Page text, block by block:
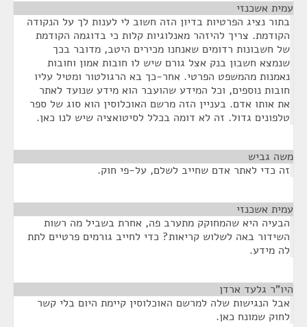
עמית אשכנזי
בתור נציג הפרטיות בדיון הזה חשוב לי לענות לך על הנקודה
הקודמת. צריך להיזהר מאנלוגיות קלות כי בדוגמה הקודמת
של חשבונות רדומים שאנחנו מכירים היטב, מדובר בכך
שנמצא חשבון בנק אצל גורם שיש לו חובות אמון וחובות
נאמנות מהמשפט הפרטי. אחר-כך בא הרגולטור ומטיל עליו
חובות נוספים, וכל המידע שהועבר הוא מידע שנועד לאתר
את אותו אדם. בעניין הזה מרשם האוכלוסין הוא סוג של ספר
טלפונים גדול. זה לא דומה בכלל לסיטואציה שיש לנו כאן.
משה גביש
זה כדי לאתר אדם שחייב לשלם, על-פי חוק.
עמית אשכנזי
הבעיה היא שהמחוקק מתערב פה, אחרת בשביל מה רשות
השידור באה לשלוש קריאות? כדי לחייב גורמים פרטיים לתת
לה מידע.
היו"ר גלעד ארדן
אבל הנגישות שלה למרשם האוכלוסין קיימת היום בלי קשר
לחוק שמונח כאן.